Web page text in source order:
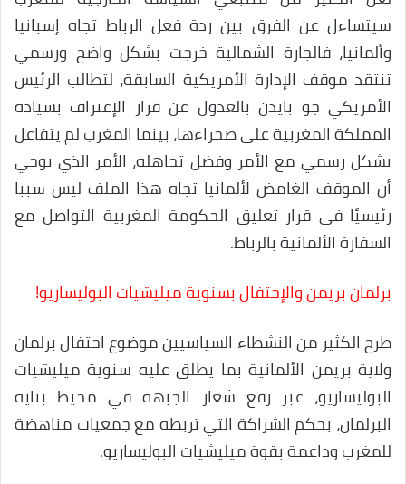
سيتساءل عن الفرق بين ردة فعل الرباط تجاه إسبانيا
وألمانيا، فالجارة الشمالية خرجت بشكل واضح ورسمي
تنتقد موقف الإدارة الأمريكية السابقة، لتطالب الرئيس
الأمريكي جو بايدن بالعدول عن قرار الإعتراف بسيادة
المملكة المغربية على صحراءها، بينما المغرب لم يتفاعل
بشكل رسمي مع الأمر وفضل تجاهله، الأمر الذي يوحي
أن الموقف الغامض لألمانيا تجاه هذا الملف ليس سببا
رئيسيًا في قرار تعليق الحكومة المغربية التواصل مع
السفارة الألمانية بالرباط.
برلمان بريمن والإحتفال بسنوية ميليشيات البوليساريو!
طرح الكثير من النشطاء السياسيين موضوع احتفال برلمان
ولاية بريمن الألمانية بما يطلق عليه سنوية ميليشيات
البوليساريو، عبر رفع شعار الجبهة في محيط بناية
البرلمان، بحكم الشراكة التي تربطه مع جمعيات مناهضة
للمغرب وداعمة بقوة ميليشيات البوليساريو.